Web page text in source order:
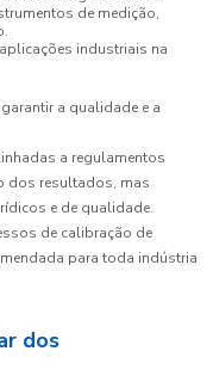
de medição,
industriais na
a qualidade e a
a regulamentos
dos resultados, mas
e de qualidade.
de calibração de
para toda indústria
dos